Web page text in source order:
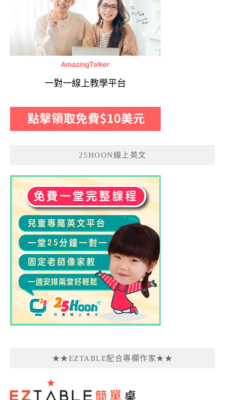
一對一線上教學平台
25HOON線上英文
★★EZTABLE配合專欄作家★★